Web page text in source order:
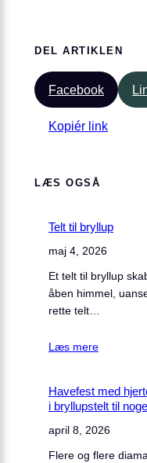
DEL ARTIKLEN
Facebook
Kopiér link
LÆS OGSÅ
Telt til bryllup
maj 4, 2026
Et telt til bryllup
åben himmel,
rette telt…
Læs mere
Havefest med
i bryllupstelt til
april 8, 2026
Flere og flere